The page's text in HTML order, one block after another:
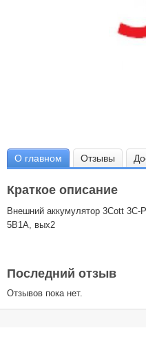
О главном Отзывы
Краткое описание
Внешний аккумулятор 3Cott
5В1А, вых2
Последний отзыв
Отзывов пока нет.